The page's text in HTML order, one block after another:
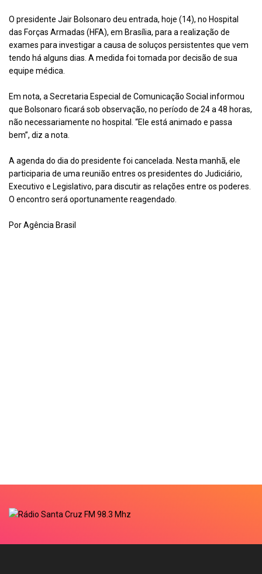
O presidente Jair Bolsonaro deu entrada, hoje (14), no Hospital
das Forças Armadas (HFA), em Brasília, para a realização de
exames para investigar a causa de soluços persistentes que vem
tendo há alguns dias. A medida foi tomada por decisão de sua
equipe médica.
Em nota, a Secretaria Especial de Comunicação Social informou
que Bolsonaro ficará sob observação, no período de 24 a 48 horas,
não necessariamente no hospital. “Ele está animado e passa
bem”, diz a nota.
A agenda do dia do presidente foi cancelada. Nesta manhã, ele
participaria de uma reunião entres os presidentes do Judiciário,
Executivo e Legislativo, para discutir as relações entre os poderes.
O encontro será oportunamente reagendado.
Por Agência Brasil